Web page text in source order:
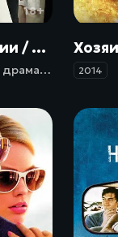
18+
Дикие истории / Relatos salvajes (2014)
драма,комедия
2014